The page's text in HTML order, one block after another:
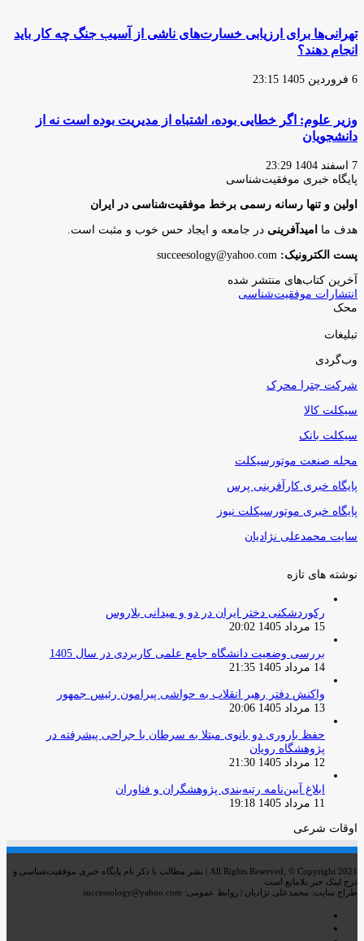
تهرانی‌ها برای ارزیابی خسارت‌های ناشی از آسیب جنگ چه کار باید
انجام دهند؟
6 فروردین 1405 23:15
وزیر علوم: اگر خطایی بوده، اشتباه از مدیریت بوده است نه از
دانشجویان
7 اسفند 1404 23:29
پایگاه‌ خبری موفقیت‌شناسی
اولین و تنها رسانه رسمی برخط موفقیت‌شناسی در ایران
هدف ما امیدآفرینی در جامعه و ایجاد حس خوب و مثبت است.
پست الکترونیک:
آخرین کتاب‌های منتشر شده
انتشارات موفقیت‌شناسی
محک
تبلیغات
وب‌گردی
شرکت چترا محرک
سیکلت کالا
سیکلت بانک
مجله صنعت موتورسیکلت
پایگاه خبری کارآفرینی پرس
پایگاه خبری موتورسیکلت نیوز
سایت محمدعلی نژادیان
نوشته های تازه
رکوردشکنی دختر ایران در دو و میدانی بلاروس
15 مرداد 1405 20:02
بررسی وضعیت دانشگاه جامع علمی کاربردی در سال 1405
14 مرداد 1405 21:35
واکنش دفتر رهبر انقلاب به حواشی پیرامون رئیس جمهور
13 مرداد 1405 20:06
حفظ باروری دو بانوی مبتلا به سرطان با جراحی پیشرفته در
پژوهشگاه رویان
12 مرداد 1405 21:30
ابلاغ آیین‌نامه رتبه‌بندی پژوهشگران و فناوران
11 مرداد 1405 19:18
اوقات شرعی
All Rights Reserved, © Copyright 2021 | نشر مطالب با ذکر نام پایگاه خبری موفقیت‌شناسی و
درج لینک خبر بلامانع است
طراح سایت: محمدعلی نژادیان | روابط عمومی: successology@yahoo.com